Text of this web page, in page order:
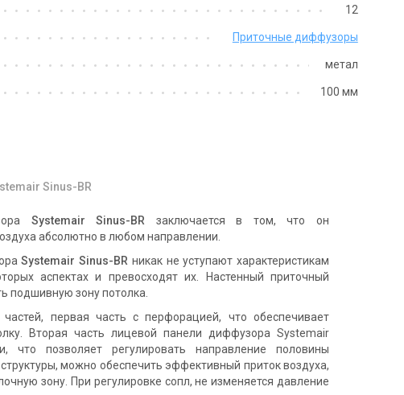
12
Приточные диффузоры
метал
100 мм
Sinus-BR
Systemair Sinus-BR заключается в том, что он
абсолютно в любом направлении.
Systemair Sinus-BR никак не уступают характеристикам
аспектах и превосходят их. Настенный приточный
подшивную зону потолка.
первая часть с перфорацией, что обеспечивает
Вторая часть лицевой панели диффузора Systemair
что позволяет регулировать направление половины
можно обеспечить эффективный приток воздуха,
зону. При регулировке сопл, не изменяется давление